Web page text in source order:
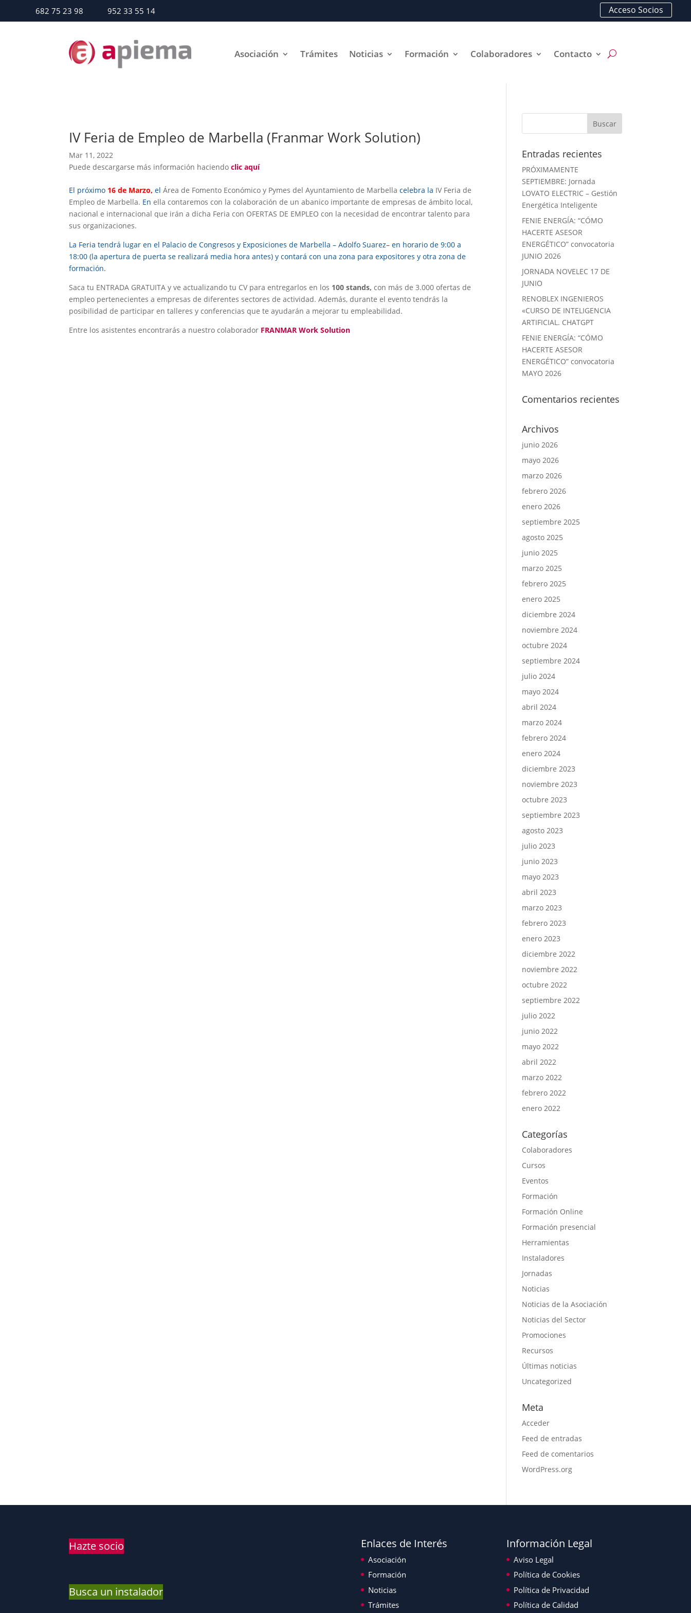
682 75 23 98 952 33 55 14 Acceso Socios
Asociación Trámites Noticias Formación Colaboradores Contacto
IV Feria de Empleo de Marbella (Franmar Work Solution)
Mar 11, 2022
Puede descargarse más información haciendo clic aquí
El próximo 16 de Marzo, elÁrea de Fomento Económico y Pymes del Ayuntamiento de Marbellacelebra la IV Feria de
Empleo de Marbella. En ella contaremos con la colaboración de un abanico importante de empresas de ámbito local,
nacional e internacional que irán a dicha Feria con OFERTAS DE EMPLEO con la necesidad de encontrar talento para
sus organizaciones.
La Feria tendrá lugar en el Palacio de Congresos y Exposiciones de Marbella – Adolfo Suarez– en horario de 9:00 a
18:00 (la apertura de puerta se realizará media hora antes) y contará con una zona para expositores y otra zona de
formación.
Saca tu ENTRADA GRATUITA y ve actualizando tu CV para entregarlos en los 100 stands,con más de 3.000 ofertas de
empleo pertenecientes a empresas de diferentes sectores de actividad. Además, durante el evento tendrás la
posibilidad de participar en talleres y conferencias que te ayudarán a mejorar tu empleabilidad.
Entre los asistentes encontrarás a nuestro colaborador FRANMAR Work Solution
Entradas recientes
PRÓXIMAMENTE
SEPTIEMBRE: Jornada
LOVATO ELECTRIC – Gestión
Energética Inteligente
FENIE ENERGÍA: “CÓMO
HACERTE ASESOR
ENERGÉTICO” convocatoria
JUNIO 2026
JORNADA NOVELEC 17 DE
JUNIO
RENOBLEX INGENIEROS
«CURSO DE INTELIGENCIA
ARTIFICIAL. CHATGPT
FENIE ENERGÍA: “CÓMO
HACERTE ASESOR
ENERGÉTICO” convocatoria
MAYO 2026
Comentarios recientes
Archivos
junio 2026
mayo 2026
marzo 2026
febrero 2026
enero 2026
septiembre 2025
agosto 2025
junio 2025
marzo 2025
febrero 2025
enero 2025
diciembre 2024
noviembre 2024
octubre 2024
septiembre 2024
julio 2024
mayo 2024
abril 2024
marzo 2024
febrero 2024
enero 2024
diciembre 2023
noviembre 2023
octubre 2023
septiembre 2023
agosto 2023
julio 2023
junio 2023
mayo 2023
abril 2023
marzo 2023
febrero 2023
enero 2023
diciembre 2022
noviembre 2022
octubre 2022
septiembre 2022
julio 2022
junio 2022
mayo 2022
abril 2022
marzo 2022
febrero 2022
enero 2022
Categorías
Colaboradores
Cursos
Eventos
Formación
Formación Online
Formación presencial
Herramientas
Instaladores
Jornadas
Noticias
Noticias de la Asociación
Noticias del Sector
Promociones
Recursos
Últimas noticias
Uncategorized
Meta
Acceder
Feed de entradas
Feed de comentarios
WordPress.org
Hazte socio
Busca un instalador
Enlaces de Interés
Asociación
Formación
Noticias
Trámites
Información Legal
Aviso Legal
Política de Cookies
Política de Privacidad
Política de Calidad